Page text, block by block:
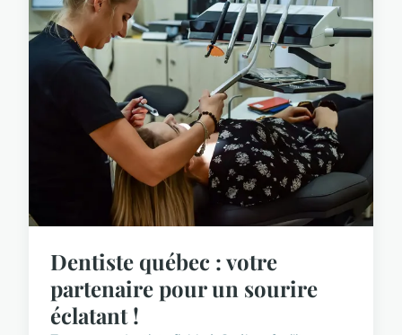
Dentiste québec : votre
partenaire pour un sourire
éclatant !